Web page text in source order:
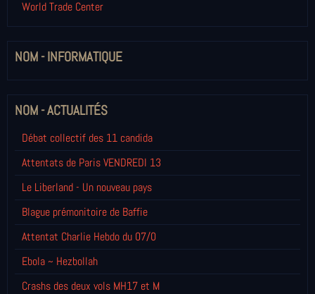
World Trade Center
NOM - INFORMATIQUE
NOM - ACTUALITÉS
Débat collectif des 11 candida
Attentats de Paris VENDREDI 13
Le Liberland - Un nouveau pays
Blague prémonitoire de Baffie
Attentat Charlie Hebdo du 07/0
Ebola ~ Hezbollah
Crashs des deux vols MH17 et M